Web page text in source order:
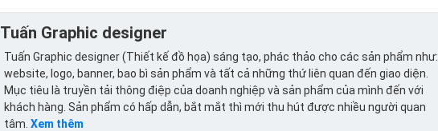
Tuấn Graphic designer
Tuấn Graphic designer (Thiết kế đồ họa) sáng tạo, phác thảo cho các sản phẩm như:
website, logo, banner, bao bì sản phẩm và tất cả những thứ liên quan đến giao diện.
Mục tiêu là truyền tải thông điệp của doanh nghiệp và sản phẩm của mình đến với
khách hàng. Sản phẩm có hấp dẫn, bắt mắt thì mới thu hút được nhiều người quan
tâm. Xem thêm